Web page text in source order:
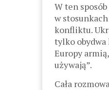
W ten
w
konfliktu.
tylko obydwa
Europy
używają”.
Cała